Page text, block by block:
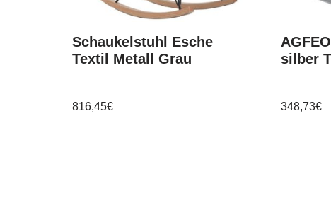
Schaukelstuhl Esche
Textil Metall Grau
816,45€
silber
348,73€